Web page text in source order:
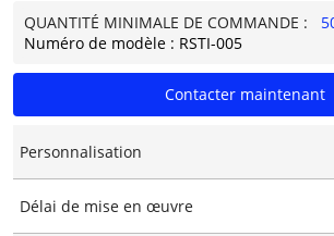
QUANTITÉ MINIMALE DE COMMANDE :
Numéro de modèle : RSTI-005
Contacter maintenant
Personnalisation
Emballage personnalisé
Délai de mise en œuvre